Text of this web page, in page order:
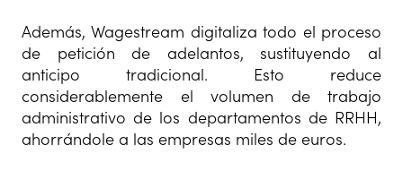
Además, Wagestream digitaliza todo el proceso
de petición de adelantos, sustituyendo al
anticipo tradicional. Esto reduce
considerablemente el volumen de trabajo
administrativo de los departamentos de RRHH,
ahorrándole a las empresas miles de euros.